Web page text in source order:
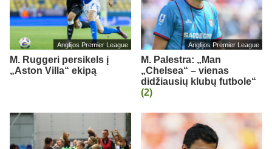
Anglijos Premier League
M. Ruggeri persikels į
„Aston Villa“ ekipą
Anglijos Premier League
M. Palestra: „Man
„Chelsea“ – vienas
didžiausių klubų futbole“
(2)